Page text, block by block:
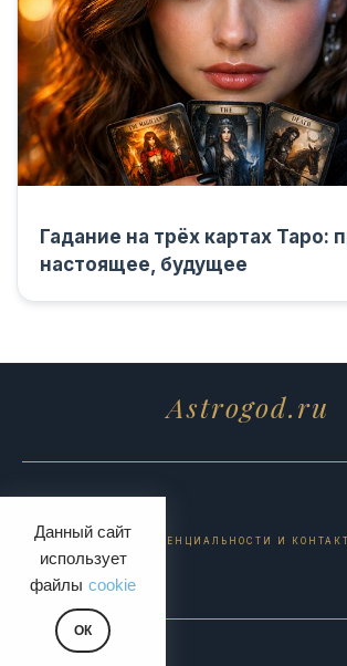
Данный сайт
использует
файлы cookie
ОК
Гадание на трёх картах Таро:
настоящее, будущее
Astrogod.ru
ПОЛИТИКА КОНФИДЕНЦИАЛЬНОСТИ И